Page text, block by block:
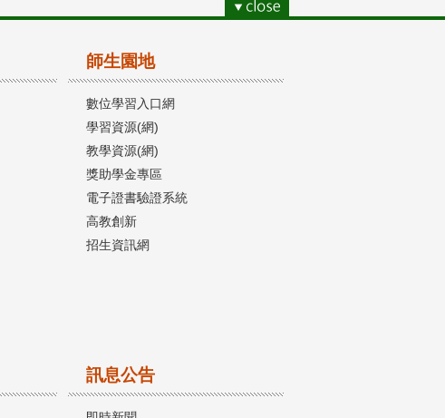
師生園地
數位學習入口網
學習資源(網)
教學資源(網)
獎助學金專區
電子證書驗證系統
高教創新
招生資訊網
訊息公告